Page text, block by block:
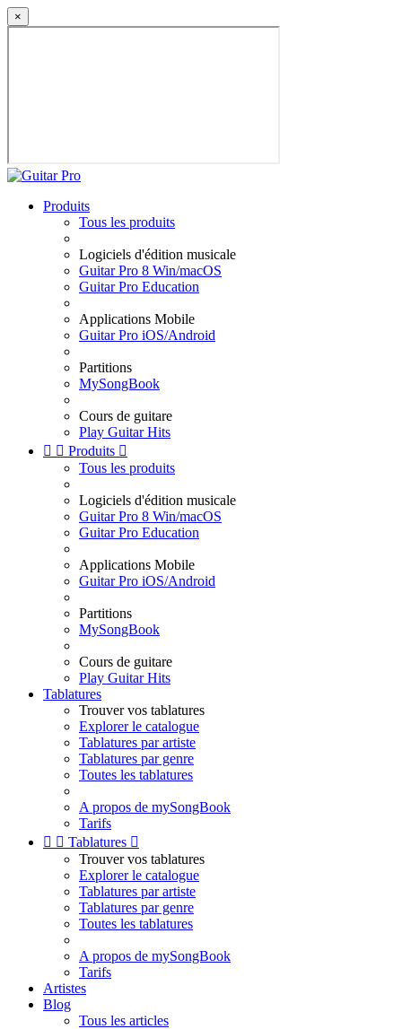
×
Produits
Tous les produits
Logiciels d'édition musicale
Guitar Pro 8 Win/macOS
Guitar Pro Education
Applications Mobile
Guitar Pro iOS/Android
Partitions
MySongBook
Cours de guitare
Play Guitar Hits
  Produits 
Tous les produits
Logiciels d'édition musicale
Guitar Pro 8 Win/macOS
Guitar Pro Education
Applications Mobile
Guitar Pro iOS/Android
Partitions
MySongBook
Cours de guitare
Play Guitar Hits
Tablatures
Trouver vos tablatures
Explorer le catalogue
Tablatures par artiste
Tablatures par genre
Toutes les tablatures
A propos de mySongBook
Tarifs
  Tablatures 
Trouver vos tablatures
Explorer le catalogue
Tablatures par artiste
Tablatures par genre
Toutes les tablatures
A propos de mySongBook
Tarifs
Artistes
Blog
Tous les articles